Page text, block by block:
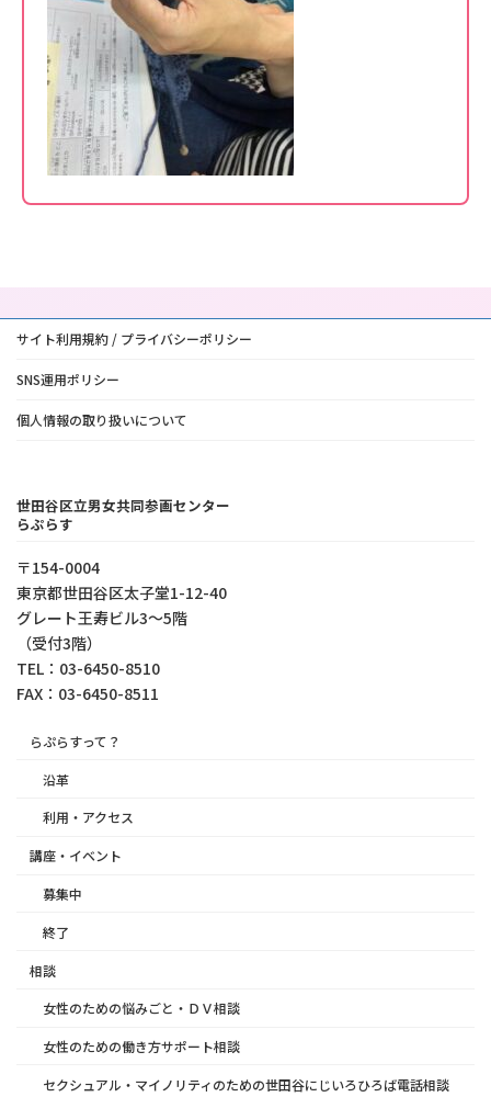
サイト利用規約 / プライバシーポリシー
SNS運用ポリシー
個人情報の取り扱いについて
世田谷区立男女共同参画センター
らぷらす
〒154-0004
東京都世⽥⾕区太⼦堂1-12-40
グレート王寿ビル3～5階
（受付3階）
TEL：03-6450-8510
FAX：03-6450-8511
らぷらすって？
沿革
利用・アクセス
講座・イベント
募集中
終了
相談
女性のための悩みごと・ＤＶ相談
女性のための働き方サポート相談
セクシュアル・マイノリティのための世田谷にじいろひろば電話相談